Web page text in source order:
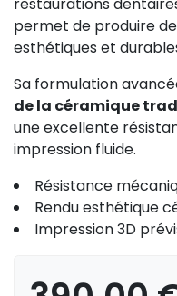
permet de produire
esthétiques et
Sa formulation
de la céramique
une excellente
impression fluide.
Résistance
Rendu esthétique
Impression 3D